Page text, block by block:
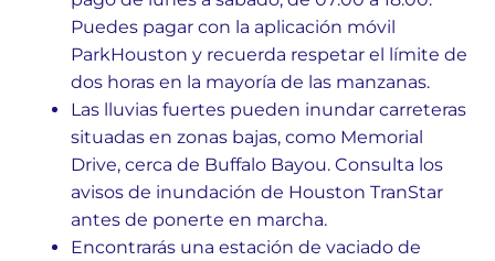
Puedes pagar con la aplicación móvil
ParkHouston y recuerda respetar el límite de
dos horas en la mayoría de las manzanas.
Las lluvias fuertes pueden inundar carreteras
situadas en zonas bajas, como Memorial
Drive, cerca de Buffalo Bayou. Consulta los
avisos de inundación de Houston TranStar
antes de ponerte en marcha.
Encontrarás una estación de vaciado de